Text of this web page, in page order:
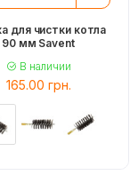
для чистки котла
90 мм Savent
В наличии
165.00 грн.